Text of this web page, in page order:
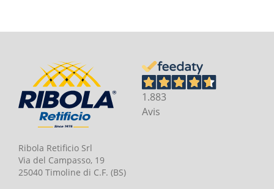
Ribola Retificio Srl
Via del Campasso, 19
25040 Timoline di C.F. (BS)
1.883
Avis